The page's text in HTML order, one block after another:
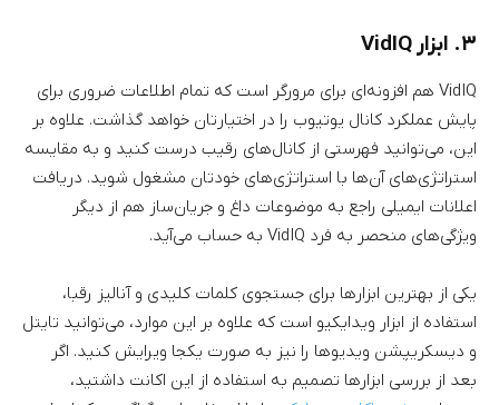
۳. ابزار VidIQ
VidIQ هم افزونه‌ای برای مرورگر است که تمام اطلاعات ضروری برای
پایش عملکرد کانال یوتیوب را در اختیارتان خواهد گذاشت. علاوه بر
این، می‌توانید فهرستی از کانال‌های رقیب درست کنید و به مقایسه
استراتژی‌های آن‌ها با استراتژی‌های خودتان مشغول شوید. دریافت
اعلانات ایمیلی راجع به موضوعات داغ و جریان‌ساز هم از دیگر
ویژگی‌های منحصر به فرد VidIQ به حساب می‌آید.
یکی از بهترین ابزارها برای جستجوی کلمات کلیدی و آنالیز رقبا،
استفاده از ابزار ویدایکیو است که علاوه بر این موارد، می‌توانید تایتل
و دیسکریپشن ویدیوها را نیز به صورت یکجا ویرایش کنید. اگر
بعد از بررسی ابزارها تصمیم به استفاده از این اکانت داشتید،